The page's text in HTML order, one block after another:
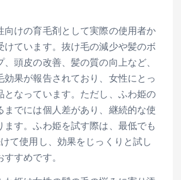
向けの育毛剤として実際の使用者か
けています。抜け毛の減少や髪のボ
、頭皮の改善、髪の質の向上など、
効果が報告されており、女性にとっ
となっています。ただし、ふわ姫の
までには個人差があり、継続的な使
ます。ふわ姫を試す際は、最低でも
て使用し、効果をじっくりと試し
すめです。